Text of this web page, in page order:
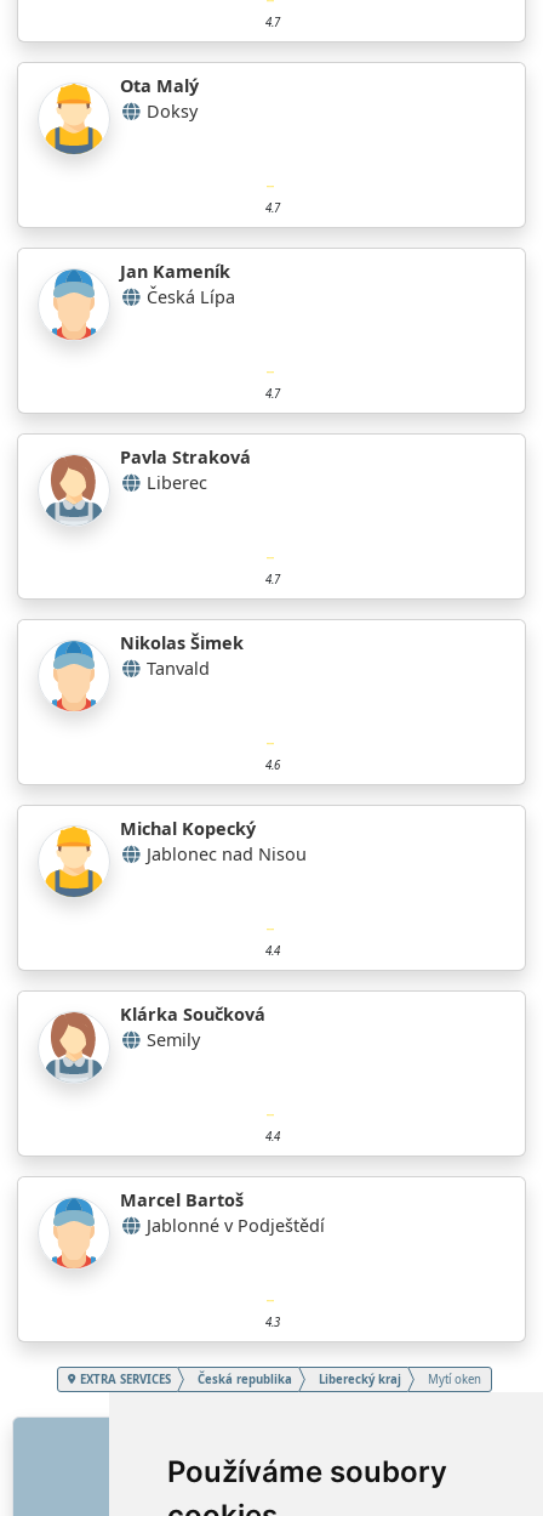
Používáme soubory
4.7
Ota Malý
Doksy
4.7
Jan Kameník
Česká Lípa
4.7
Pavla Straková
Liberec
4.7
Nikolas Šimek
Tanvald
4.6
Michal Kopecký
Jablonec nad Nisou
4.4
Klárka Součková
Semily
4.4
Marcel Bartoš
Jablonné v Podještědí
4.3
EXTRA SERVICES Česká republika Liberecký kraj Mytí oken
O nás